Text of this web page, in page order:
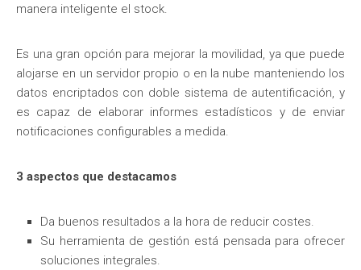
manera inteligente el stock.
Es una gran opción para mejorar la movilidad, ya que puede
alojarse en un servidor propio o en la nube manteniendo los
datos encriptados con doble sistema de autentificación, y
es capaz de elaborar informes estadísticos y de enviar
notificaciones configurables a medida.
3 aspectos que destacamos
Da buenos resultados a la hora de reducir costes.
Su herramienta de gestión está pensada para ofrecer
soluciones integrales.